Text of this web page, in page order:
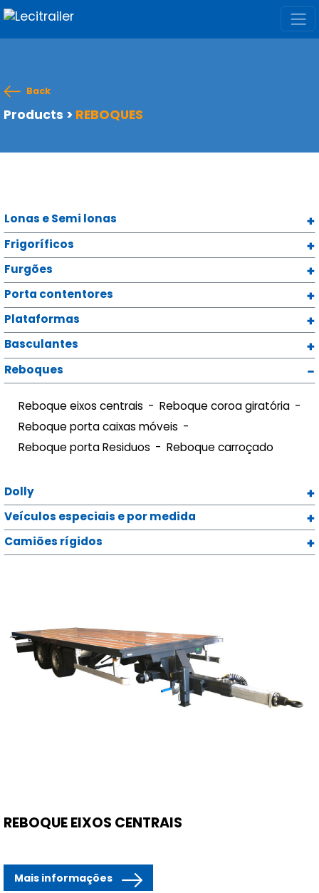
Back
Products > REBOQUES
Lonas e Semi lonas
Frigoríficos
Furgões
Porta contentores
Plataformas
Basculantes
Reboques
Reboque eixos centrais
Reboque coroa giratória
Reboque porta caixas móveis
Reboque porta Residuos
Reboque carroçado
Dolly
Veículos especiais e por medida
Camiões rígidos
REBOQUE EIXOS CENTRAIS
Mais informações